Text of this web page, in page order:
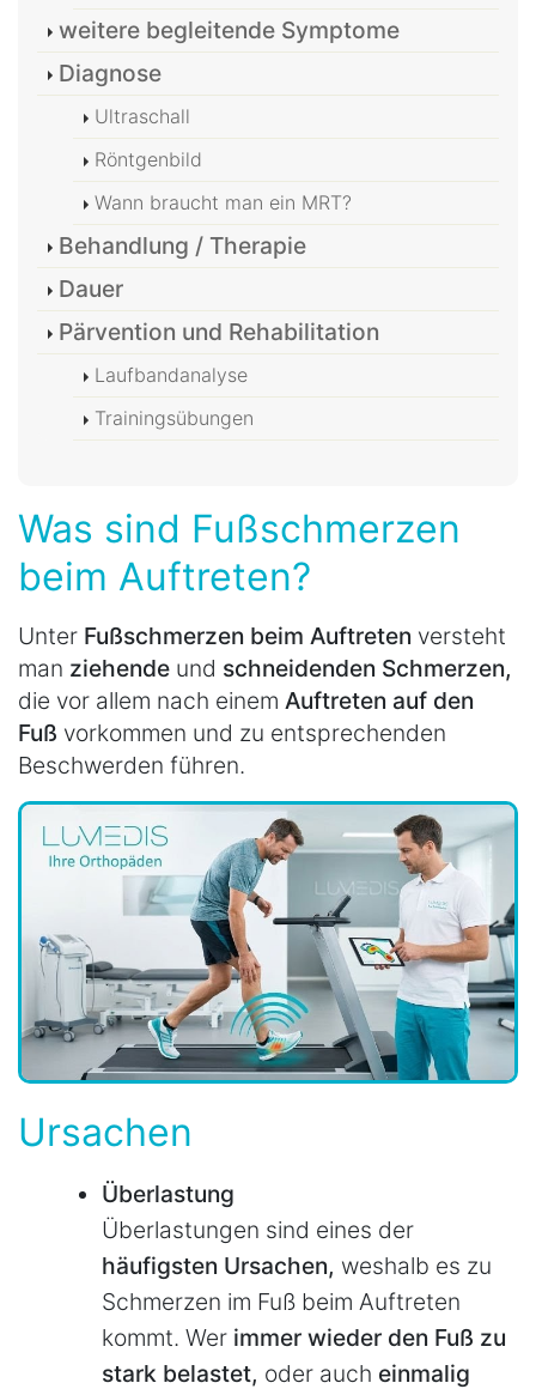
weitere begleitende Symptome
Diagnose
Ultraschall
Röntgenbild
Wann braucht man ein MRT?
Behandlung / Therapie
Dauer
Pärvention und Rehabilitation
Laufbandanalyse
Trainingsübungen
Was sind Fußschmerzen
beim Auftreten?
Unter Fußschmerzen beim Auftreten versteht
man ziehende und schneidenden Schmerzen,
die vor allem nach einem Auftreten auf den
Fuß vorkommen und zu entsprechenden
Beschwerden führen.
Ursachen
Überlastung
Überlastungen sind eines der
häufigsten Ursachen, weshalb es zu
Schmerzen im Fuß beim Auftreten
kommt. Wer immer wieder den Fuß zu
stark belastet, oder auch einmalig